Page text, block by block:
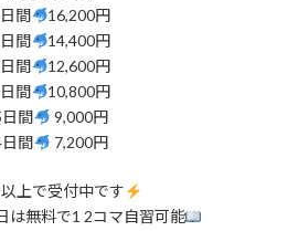
間
16,200円
間
14,400円
間
12,600円
間
10,800円
日間
9,000円
間
7,200円
上で受付中です
は無料で1 2コマ自習可能